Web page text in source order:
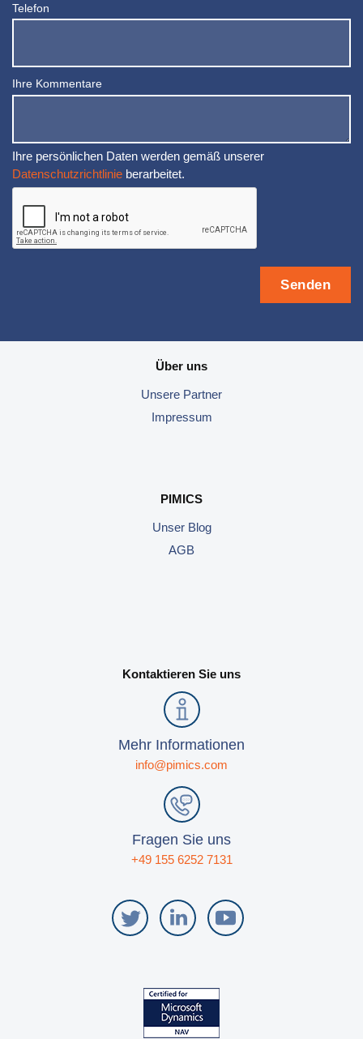
Telefon
Ihre Kommentare
Ihre persönlichen Daten werden gemäß unserer
Datenschutzrichtlinie berarbeitet.
Über uns
Unsere Partner
Impressum
PIMICS
Unser Blog
AGB
Kontaktieren Sie uns
Mehr Informationen
info@pimics.com
Fragen Sie uns
+49 155 6252 7131